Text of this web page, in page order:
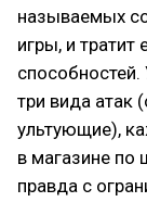
называемых
игры, и тратит
три вида атак
ультующие),
в магазине по
правда с